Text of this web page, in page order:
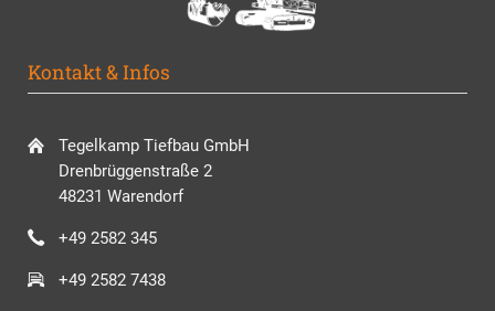
Kontakt & Infos
Tegelkamp Tiefbau GmbH
Drenbrüggenstraße 2
48231 Warendorf
+49 2582 345
+49 2582 7438